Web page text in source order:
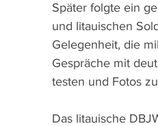
Später folgte ein
und litauischen
Gelegenheit, die
Gespräche mit
testen und Fotos
Das litauische